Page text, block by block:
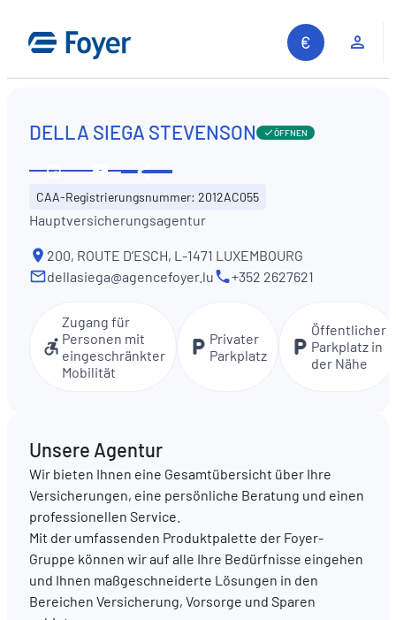
Inhalt
springen
DELLA SIEGA STEVENSON ÖFFNEN
ansehenSie
uns
Diese
Information
teilen
CAA-Registrierungsnummer: 2012AC055
Hauptversicherungsagentur
200, ROUTE D’ESCH, L-1471 LUXEMBOURG
dellasiega@agencefoyer.lu
+352 2627621
Zugang für
Personen mit
eingeschränkter
Mobilität
Privater
Parkplatz
Öffentlicher
Parkplatz in
der Nähe
Unsere Agentur
Wir bieten Ihnen eine Gesamtübersicht über Ihre
Versicherungen, eine persönliche Beratung und einen
professionellen Service.
Mit der umfassenden Produktpalette der Foyer-
Gruppe können wir auf alle Ihre Bedürfnisse eingehen
und Ihnen maßgeschneiderte Lösungen in den
Bereichen Versicherung, Vorsorge und Sparen